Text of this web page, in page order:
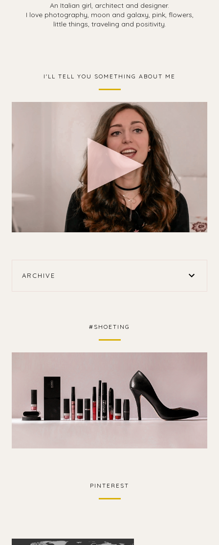
An Italian girl, architect and designer.
I love photography, moon and galaxy, pink, flowers,
little things, traveling and positivity.
I'LL TELL YOU SOMETHING ABOUT ME
ARCHIVE
#SHOETING
PINTEREST